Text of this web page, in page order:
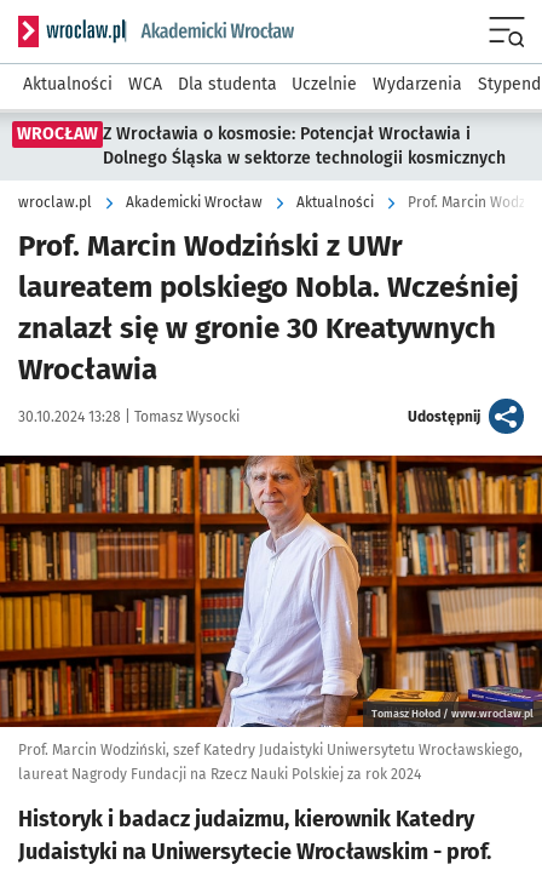
Serwis informacyjny wroclaw.pl podserwis: Akademicki
Aktualności WCA Dla studenta Uczelnie Wydarzenia
WROCŁAW Z Wrocławia o kosmosie: Potencjał Wrocławia i
Dolnego Śląska w sektorze technologii kosmicznych
wroclaw.pl Akademicki Wrocław Aktualności Prof. Marcin
Prof. Marcin Wodziński z UWr
laureatem polskiego Nobla. Wcześniej
znalazł się w gronie 30 Kreatywnych
Wrocławia
Data publikacji:
30.10.2024 13:28 | Autor:
Tomasz Wysocki Udostępnijartykuł
Kliknij, aby powiększyć
Tomasz Hołod / www.wroclaw.pl
Prof. Marcin Wodziński, szef Katedry Judaistyki Uniwersytetu Wrocławskiego,
laureat Nagrody Fundacji na Rzecz Nauki Polskiej za rok 2024
Historyk i badacz judaizmu, kierownik Katedry
Judaistyki na Uniwersytecie Wrocławskim - prof.